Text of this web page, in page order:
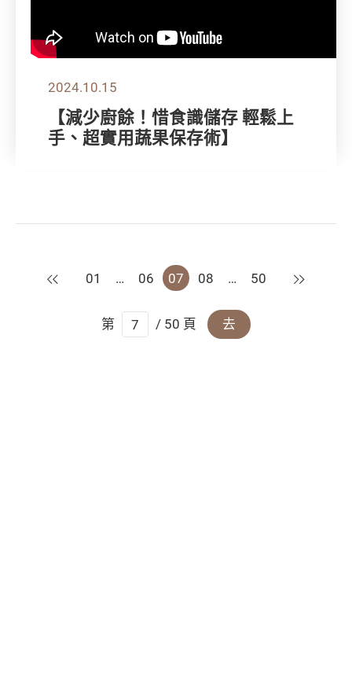
2024.10.15
【減少廚餘！惜食識儲存 輕鬆上
手、超實用蔬果保存術】
上一頁
01 … 06 07 08 … 50 下一頁
第 / 50 頁 去